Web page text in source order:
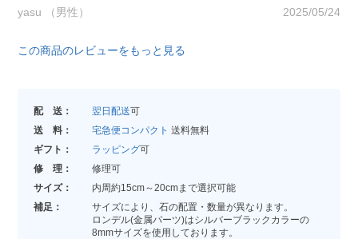
yasu （男性） 2025/05/24
この商品のレビューをもっと見る
配 送： 翌日配送可
送 料：
宅急便コンパクト 送料無料
ギフト：
ラッピング可
修 理：
修理可
サイズ：
内周約15cm～20cmまで選択可能
補足：
サイズにより、石の配置・数量が異なります。
ロンデル(金属パーツ)はシルバーブラックカラーの
8mmサイズを使用しております。